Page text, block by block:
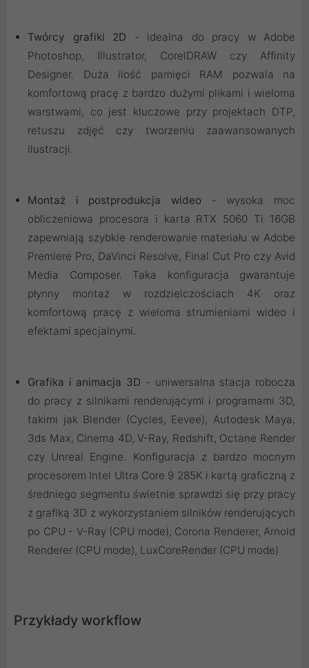
Twórcy grafiki 2D - idealna do pracy w Adobe
Photoshop, Illustrator, CorelDRAW czy Affinity
Designer. Duża ilość pamięci RAM pozwala na
komfortową pracę z bardzo dużymi plikami i wieloma
warstwami, co jest kluczowe przy projektach DTP,
retuszu zdjęć czy tworzeniu zaawansowanych
ilustracji.
Montaż i postprodukcja wideo - wysoka moc
obliczeniowa procesora i karta RTX 5060 Ti 16GB
zapewniają szybkie renderowanie materiału w Adobe
Premiere Pro, DaVinci Resolve, Final Cut Pro czy Avid
Media Composer. Taka konfiguracja gwarantuje
płynny montaż w rozdzielczościach 4K oraz
komfortową pracę z wieloma strumieniami wideo i
efektami specjalnymi.
Grafika i animacja 3D - uniwersalna stacja robocza
do pracy z silnikami renderującymi i programami 3D,
takimi jak Blender (Cycles, Eevee), Autodesk Maya,
3ds Max, Cinema 4D, V-Ray, Redshift, Octane Render
czy Unreal Engine. Konfiguracja z bardzo mocnym
procesorem Intel Ultra Core 9 285K i kartą graficzną z
średniego segmentu świetnie sprawdzi się przy pracy
z grafiką 3D z wykorzystaniem silników renderujących
po CPU - V-Ray (CPU mode), Corona Renderer, Arnold
Renderer (CPU mode), LuxCoreRender (CPU mode)
Przykłady workflow